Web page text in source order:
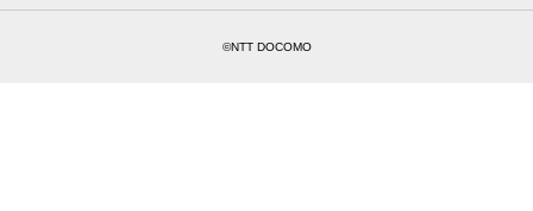
©NTT DOCOMO